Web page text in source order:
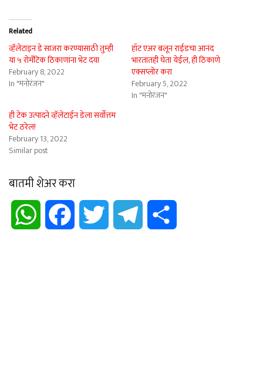
Related
व्हॅलेंटाइन डे साजरा करण्यासाठी तुम्ही
या ५ रोमँटिक ठिकाणांना भेट दया
February 8, 2022
In "मनोरंजन"
हॉट एअर बलून राईडचा आनंद
भारतातही घेता येईल, ही ठिकाणे
एक्सप्लोर करा
February 5, 2022
In "मनोरंजन"
ही टेक उत्पादने व्हॅलेंटाईन डेला सर्वोत्तम
भेट ठरेल!
February 13, 2022
Similar post
बातमी शेअर करा
WhatsApp Facebook Twitter Telegram